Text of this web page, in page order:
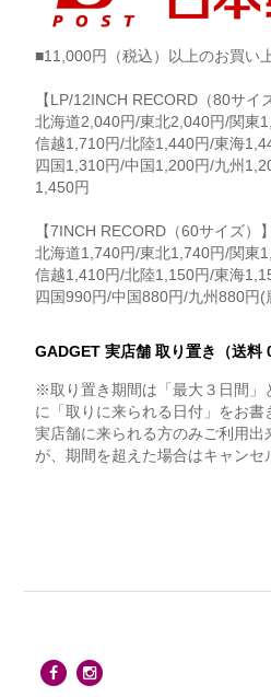
■11,000円（税込）以上のお買い
【LP/12INCH RECORD（80サイ
北海道2,040円/東北2,040円/関東
信越1,710円/北陸1,440円/東海
四国1,310円/中国1,200円/九州
1,450円
【7INCH RECORD（60サイズ）】
北海道1,740円/東北1,740円/関東
信越1,410円/北陸1,150円/東海
四国990円/中国880円/九州880円
GADGET 実店舗 取り置き（送料 0
※取り置き期間は「最大３日間」
に「取りに来られる日付」をお
実店舗に来られる方のみご利用
が、期間を超えた場合はキャンセ